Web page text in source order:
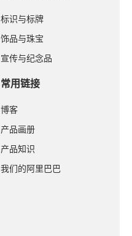
标识与标牌
饰品与珠宝
宣传与纪念品
常用链接
博客
产品画册
产品知识
我们的阿里巴巴